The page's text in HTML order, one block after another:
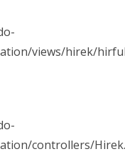
views/hirek/
controllers/